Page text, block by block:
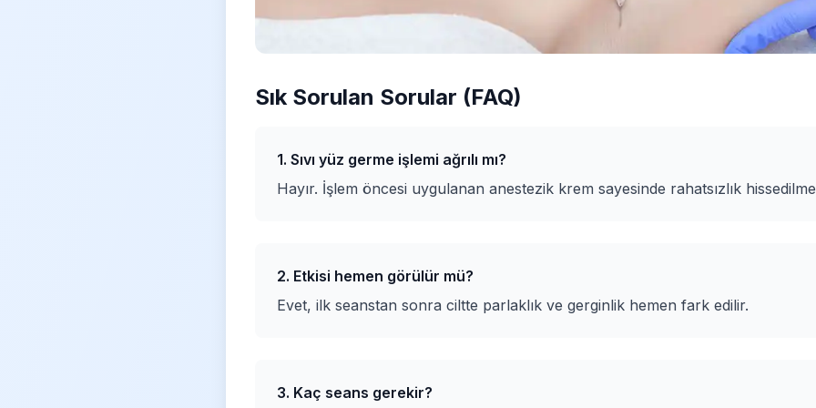
Sık Sorulan Sorular (FAQ)
1. Sıvı yüz germe işlemi ağrılı mı?
Hayır. İşlem öncesi uygulanan anestezik krem sayesinde rahatsızlık
2. Etkisi hemen görülür mü?
Evet, ilk seanstan sonra ciltte parlaklık ve gerginlik hemen fark edilir.
3. Kaç seans gerekir?